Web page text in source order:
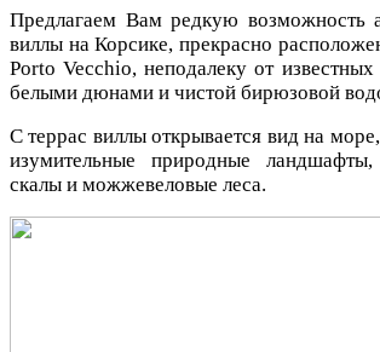
Предлагаем Вам редкую возможность
виллы на Корсике, прекрасно
Porto Vecchio, неподалеку от
белыми дюнами и чистой бирюзовой
С террас виллы открывается вид на
изумительные природные
скалы и можжевеловые леса.